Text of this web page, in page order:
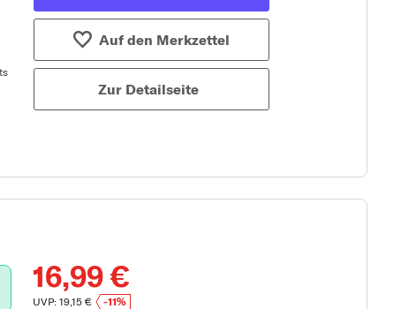
Auf den Merkzettel
Zur Detailseite
16,99 €
UVP: 19,15 €
-11%